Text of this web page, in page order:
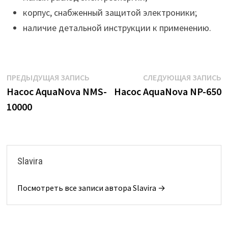
корпус, снабженный защитой электроники;
наличие детальной инструкции к применению.
Навигация
по
ПРЕДЫДУЩАЯ ЗАПИСЬПредыдущая
запись:
Насос AquaNova NMS-
10000
СЛЕДУЮЩАЯ ЗАПИСЬ
Насос AquaNova NP-650
Slavira
Посмотреть все записи автора Slavira →